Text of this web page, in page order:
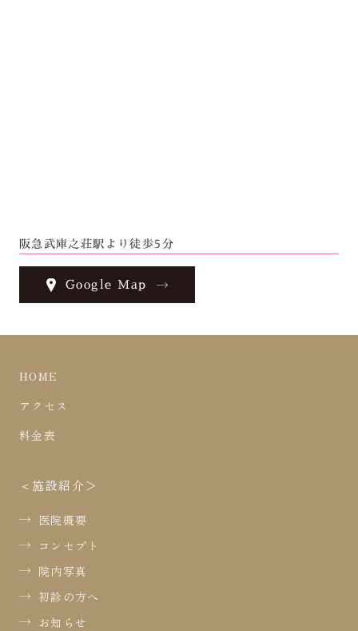
阪急武庫之荘駅より徒歩5分
Google Map
HOME
アクセス
料金表
施設紹介
医院概要
コンセプト
院内写真
初診の方へ
お知らせ